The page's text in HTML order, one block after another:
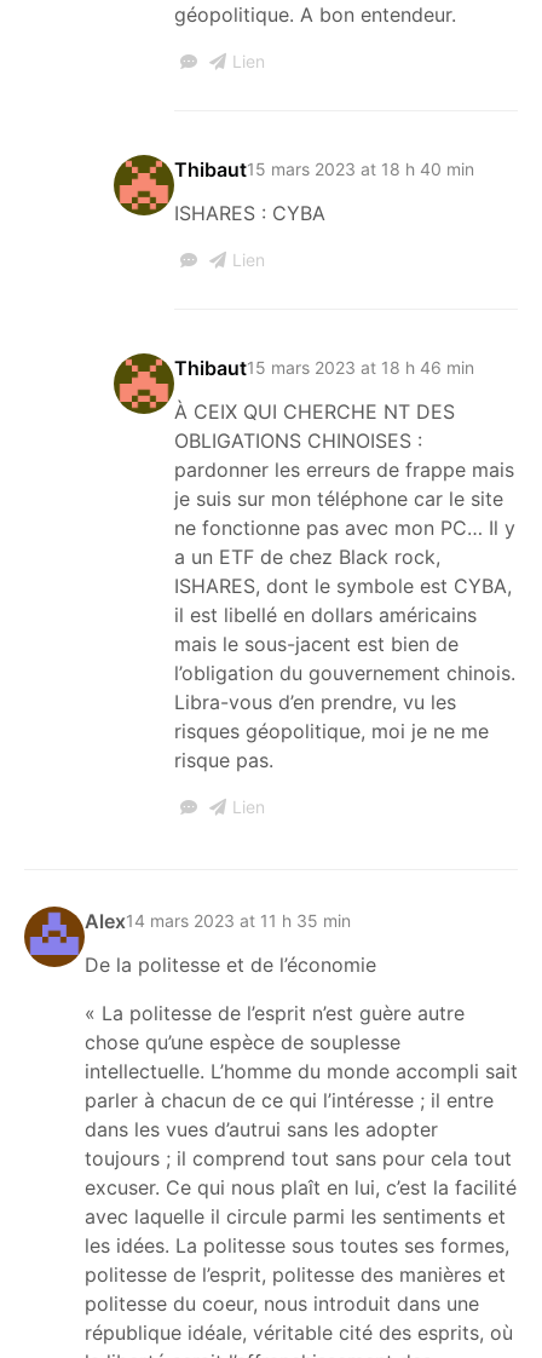
géopolitique. A bon entendeur.
Lien
Thibaut15 mars 2023 at 18 h 40 min
ISHARES : CYBA
Lien
Thibaut15 mars 2023 at 18 h 46 min
À CEIX QUI CHERCHE NT DES
OBLIGATIONS CHINOISES :
pardonner les erreurs de frappe mais
je suis sur mon téléphone car le site
ne fonctionne pas avec mon PC… Il y
a un ETF de chez Black rock,
ISHARES, dont le symbole est CYBA,
il est libellé en dollars américains
mais le sous-jacent est bien de
l’obligation du gouvernement chinois.
Libra-vous d’en prendre, vu les
risques géopolitique, moi je ne me
risque pas.
Lien
Alex14 mars 2023 at 11 h 35 min
De la politesse et de l’économie
« La politesse de l’esprit n’est guère autre
chose qu’une espèce de souplesse
intellectuelle. L’homme du monde accompli sait
parler à chacun de ce qui l’intéresse ; il entre
dans les vues d’autrui sans les adopter
toujours ; il comprend tout sans pour cela tout
excuser. Ce qui nous plaît en lui, c’est la facilité
avec laquelle il circule parmi les sentiments et
les idées. La politesse sous toutes ses formes,
politesse de l’esprit, politesse des manières et
politesse du coeur, nous introduit dans une
république idéale, véritable cité des esprits, où